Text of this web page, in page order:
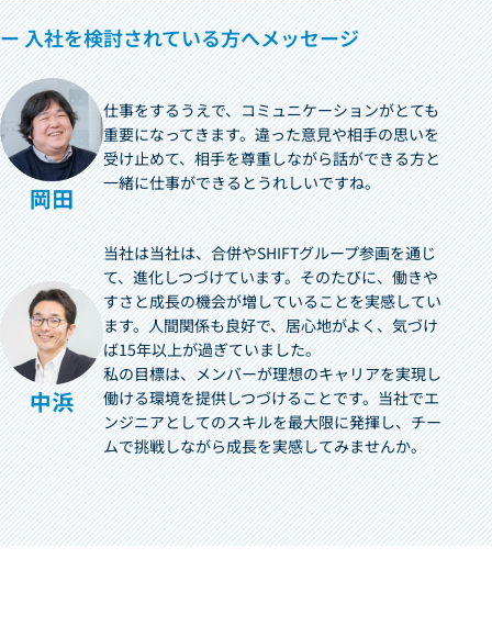
ー 入社を検討されている方へメッセージ
仕事をするうえで、コミュニケーションがとても
重要になってきます。違った意見や相手の思いを
受け止めて、相手を尊重しながら話ができる方と
一緒に仕事ができるとうれしいですね。
当社は当社は、合併やSHIFTグループ参画を通じ
て、進化しつづけています。そのたびに、働きや
すさと成長の機会が増していることを実感してい
ます。人間関係も良好で、居心地がよく、気づけ
ば15年以上が過ぎていました。
私の目標は、メンバーが理想のキャリアを実現し
働ける環境を提供しつづけることです。当社でエ
ンジニアとしてのスキルを最大限に発揮し、チー
ムで挑戦しながら成長を実感してみませんか。